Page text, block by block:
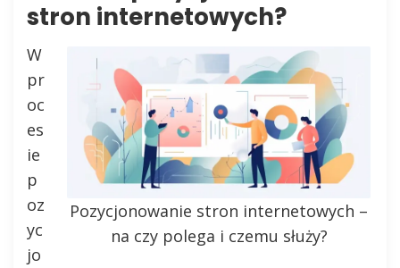
stron internetowych?
Pozycjonowanie stron internetowych –
na czy polega i czemu służy?
W
pr
oc
es
ie
p
oz
yc
jo